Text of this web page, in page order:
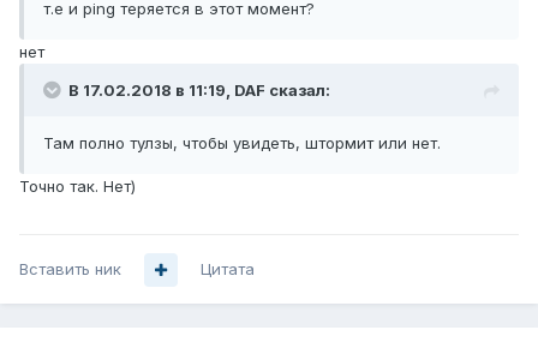
т.е и ping теряется в этот момент?
нет
В 17.02.2018 в 11:19, DAF сказал:
Там полно тулзы, чтобы увидеть, штормит или нет.
Точно так. Нет)
Вставить ник Цитата